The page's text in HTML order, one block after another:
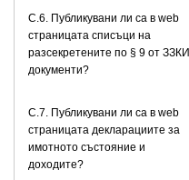
C.6. Публикувани ли са в web
страницата списъци на
разсекретените по § 9 от ЗЗКИ
документи?
C.7. Публикувани ли са в web
страницата декларациите за
имотното състояние и
доходите?